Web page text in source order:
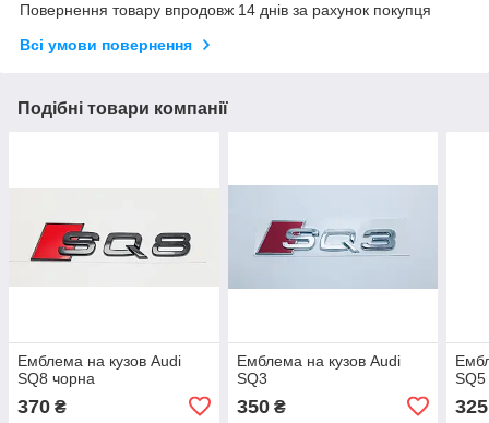
Повернення товару впродовж 14 днів за рахунок покупця
Всі умови повернення
Подібні товари компанії
Емблема на кузов Audi
SQ8 чорна
370 ₴
Емблема на кузов Audi
SQ3
350₴
SQ5
325